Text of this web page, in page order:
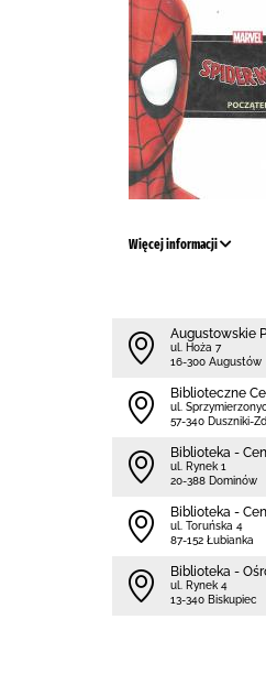
Więcej informacji
Augustowskie
ul. Hoża 7
16-300 Augustów
Biblioteczne
ul.
57-340 Duszniki-
Biblioteka -
ul. Rynek 1
20-388 Dominów
Biblioteka -
ul. Toruńska 4
87-152 Łubianka
Biblioteka -
ul. Rynek 4
13-340 Biskupiec